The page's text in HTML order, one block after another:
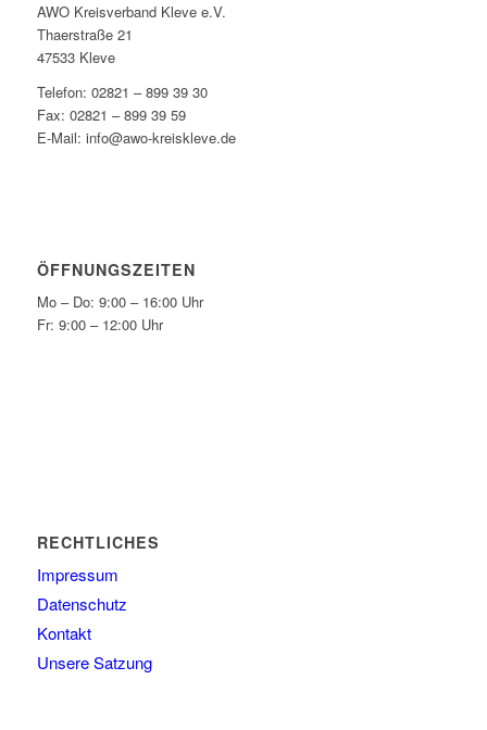
AWO Kreisverband Kleve e.V.
Thaerstraße 21
47533 Kleve
Telefon: 02821 – 899 39 30
Fax: 02821 – 899 39 59
E-Mail: info@awo-kreiskleve.de
ÖFFNUNGSZEITEN
Mo – Do: 9:00 – 16:00 Uhr
Fr: 9:00 – 12:00 Uhr
RECHTLICHES
Impressum
Datenschutz
Kontakt
Unsere Satzung